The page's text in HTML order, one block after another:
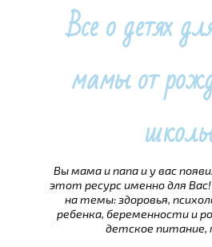
Все о детях
мамы от
Вы мама и папа и у вас
этот ресурс именно для
на темы: здоровья,
ребенка, беременности и
детское питание,